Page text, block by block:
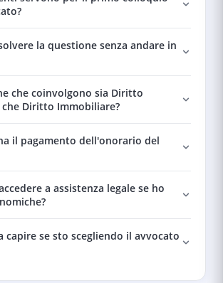
la questione senza andare in
che coinvolgono sia Diritto
che Diritto Immobiliare?
il pagamento dell'onorario del
a assistenza legale se ho
capire se sto scegliendo il avvocato